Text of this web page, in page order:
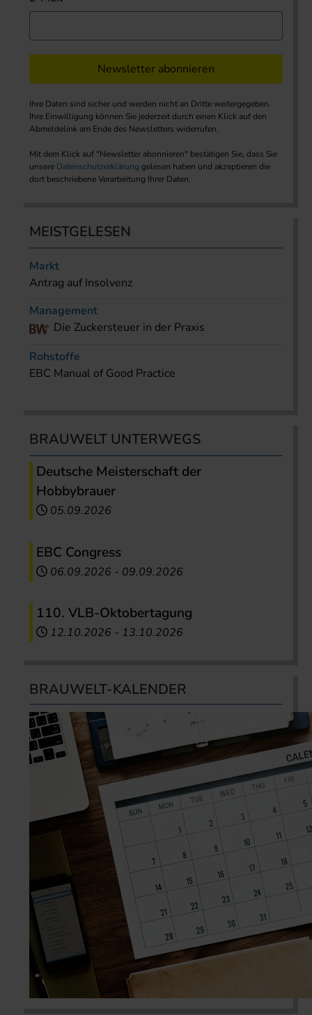
Newsletter abonnieren
Ihre Daten sind sicher und werden nicht an Dritte weitergegeben.
Ihre Einwilligung können Sie jederzeit durch einen Klick auf den
Abmeldelink am Ende des Newsletters widerrufen.
Mit dem Klick auf "Newsletter abonnieren" bestätigen Sie, dass Sie
unsere Datenschutzerklärung gelesen haben und akzeptieren die
dort beschriebene Verarbeitung Ihrer Daten.
MEISTGELESEN
Markt
Antrag auf Insolvenz
Management
Die Zuckersteuer in der Praxis
Rohstoffe
EBC Manual of Good Practice
BRAUWELT UNTERWEGS
Deutsche Meisterschaft der
Hobbybrauer
05.09.2026
EBC Congress
06.09.2026 - 09.09.2026
110. VLB-Oktobertagung
12.10.2026 - 13.10.2026
BRAUWELT-KALENDER